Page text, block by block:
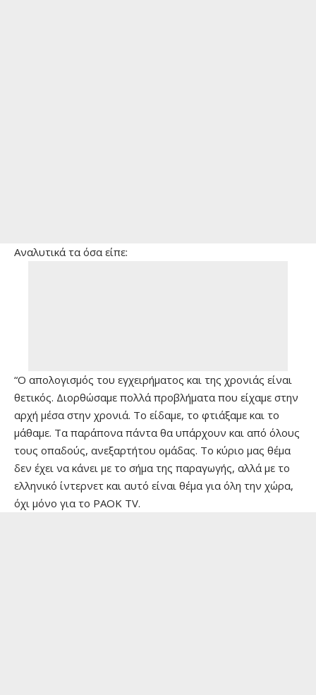
Αναλυτικά τα όσα είπε:
“Ο απολογισμός του εγχειρήματος και της χρονιάς είναι
θετικός. Διορθώσαμε πολλά προβλήματα που είχαμε στην
αρχή μέσα στην χρονιά. Το είδαμε, το φτιάξαμε και το
μάθαμε. Τα παράπονα πάντα θα υπάρχουν και από όλους
τους οπαδούς, ανεξαρτήτου ομάδας. Το κύριο μας θέμα
δεν έχει να κάνει με το σήμα της παραγωγής, αλλά με το
ελληνικό ίντερνετ και αυτό είναι θέμα για όλη την χώρα,
όχι μόνο για το PAOK TV.